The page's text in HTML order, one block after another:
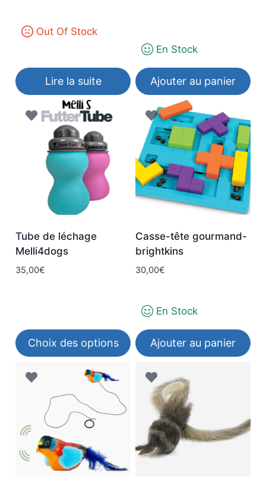
Out Of Stock
Lire la suite
En Stock
Ajouter au panier
Tube de léchage
Melli4dogs
35,00€
Choix des options
produit
plusieurs
variations.
options
Casse-tête gourmand-
brightkins
30,00€
En Stock
Ajouter au panier